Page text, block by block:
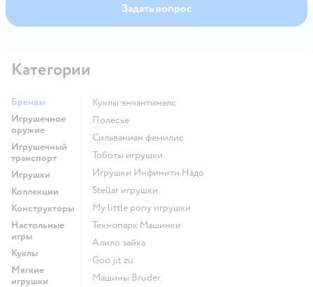
Задать вопрос
Категории
Бренды
Игрушечное
оружие
Игрушечный
транспорт
Игрушки
Коллекции
Конструкторы
Настольные
игры
Куклы
Мягкие
игрушки
Куклы энчантималс
Полесье
Сильваниан фемилис
Тоботы игрушки
Игрушки Инфинити Надо
Stellar игрушки
my little pony игрушки
Технопарк Машинки
Алило зайка
Goo jit zu
Машины Bruder